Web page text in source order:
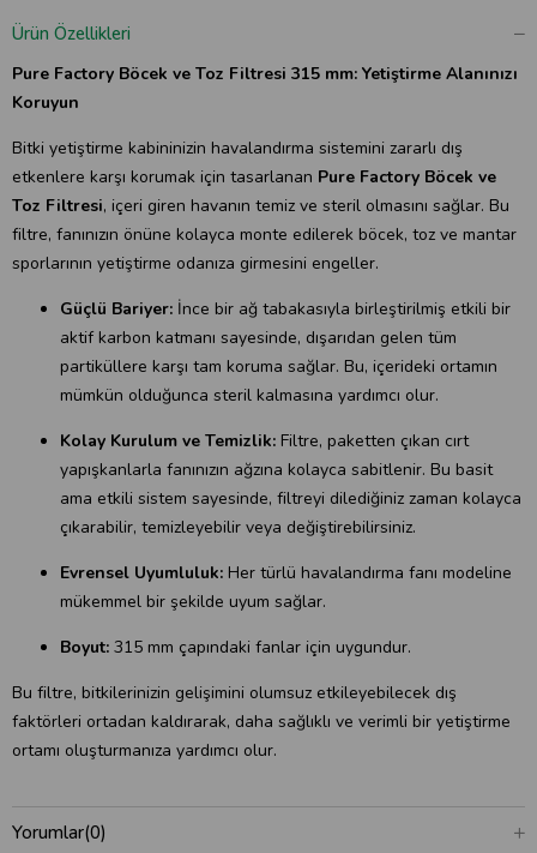
Ürün Özellikleri
Pure Factory Böcek ve Toz Filtresi 315 mm: Yetiştirme Alanınızı
Koruyun
Bitki yetiştirme kabininizin havalandırma sistemini zararlı dış
etkenlere karşı korumak için tasarlanan Pure Factory Böcek ve
Toz Filtresi, içeri giren havanın temiz ve steril olmasını sağlar. Bu
filtre, fanınızın önüne kolayca monte edilerek böcek, toz ve mantar
sporlarının yetiştirme odanıza girmesini engeller.
Güçlü Bariyer: İnce bir ağ tabakasıyla birleştirilmiş etkili bir
aktif karbon katmanı sayesinde, dışarıdan gelen tüm
partiküllere karşı tam koruma sağlar. Bu, içerideki ortamın
mümkün olduğunca steril kalmasına yardımcı olur.
Kolay Kurulum ve Temizlik: Filtre, paketten çıkan cırt
yapışkanlarla fanınızın ağzına kolayca sabitlenir. Bu basit
ama etkili sistem sayesinde, filtreyi dilediğiniz zaman kolayca
çıkarabilir, temizleyebilir veya değiştirebilirsiniz.
Evrensel Uyumluluk: Her türlü havalandırma fanı modeline
mükemmel bir şekilde uyum sağlar.
Boyut: 315 mm çapındaki fanlar için uygundur.
Bu filtre, bitkilerinizin gelişimini olumsuz etkileyebilecek dış
faktörleri ortadan kaldırarak, daha sağlıklı ve verimli bir yetiştirme
ortamı oluşturmanıza yardımcı olur.
Yorumlar(0)